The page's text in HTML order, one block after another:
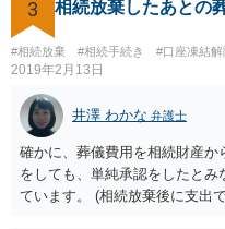
ので できないと思います。
3 相続放棄したあとの
#相続放棄 #相続手続き #口座凍結解
2019年2月13日
井澤 わかな 弁護士
確かに、葬儀費用を相続財産
をしても、単純承認をしたと
ています。 (相続放棄後に支出